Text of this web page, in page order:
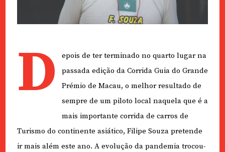
D
epois de ter terminado no quarto lugar na
passada edição da Corrida Guia do Grande
Prémio de Macau, o melhor resultado de
sempre de um piloto local naquela que é a
mais importante corrida de carros de
Turismo do continente asiático, Filipe Souza pretende
ir mais além este ano. A evolução da pandemia trocou-